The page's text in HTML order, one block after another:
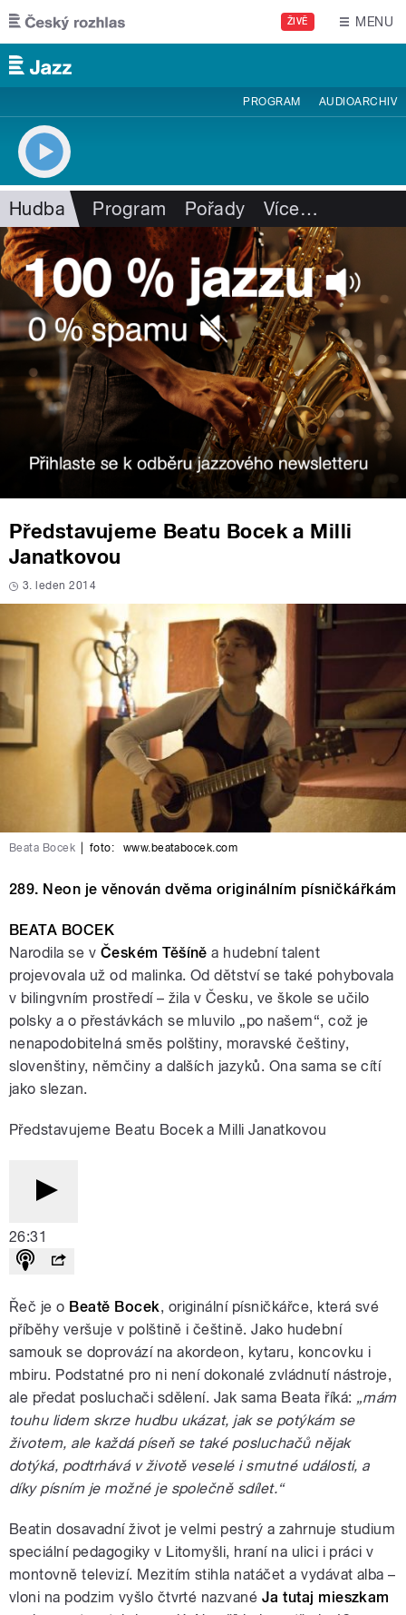
Přejít k hlavnímu obsahu
ŽIVĚ MENU
PROGRAM AUDIOARCHIV
Hudba Program Pořady Více…
Představujeme Beatu Bocek a Milli
Janatkovou
3. leden 2014
Beata Bocek foto: www.beatabocek.com
289. Neon je věnován dvěma originálním písničkářkám
BEATA BOCEK
Narodila se v Českém Těšíně a hudební talent
projevovala už od malinka. Od dětství se také pohybovala
v bilingvním prostředí – žila v Česku, ve škole se učilo
polsky a o přestávkách se mluvilo „po našem“, což je
nenapodobitelná směs polštiny, moravské češtiny,
slovenštiny, němčiny a dalších jazyků. Ona sama se cítí
jako slezan.
Představujeme Beatu Bocek a Milli Janatkovou
26:31
Řeč je o Beatě Bocek, originální písničkářce, která své
příběhy veršuje v polštině i češtině. Jako hudební
samouk se doprovází na akordeon, kytaru, koncovku i
mbiru. Podstatné pro ni není dokonalé zvládnutí nástroje,
ale předat posluchači sdělení. Jak sama Beata říká: „mám
touhu lidem skrze hudbu ukázat, jak se potýkám se
životem, ale každá píseň se také posluchačů nějak
dotýká, podtrhává v životě veselé i smutné události, a
díky písním je možné je společně sdílet.“
Beatin dosavadní život je velmi pestrý a zahrnuje studium
speciální pedagogiky v Litomyšli, hraní na ulici i práci v
montovně televizí. Mezitím stihla natáčet a vydávat alba –
vloni na podzim vyšlo čtvrté nazvané Ja tutaj mieszkam